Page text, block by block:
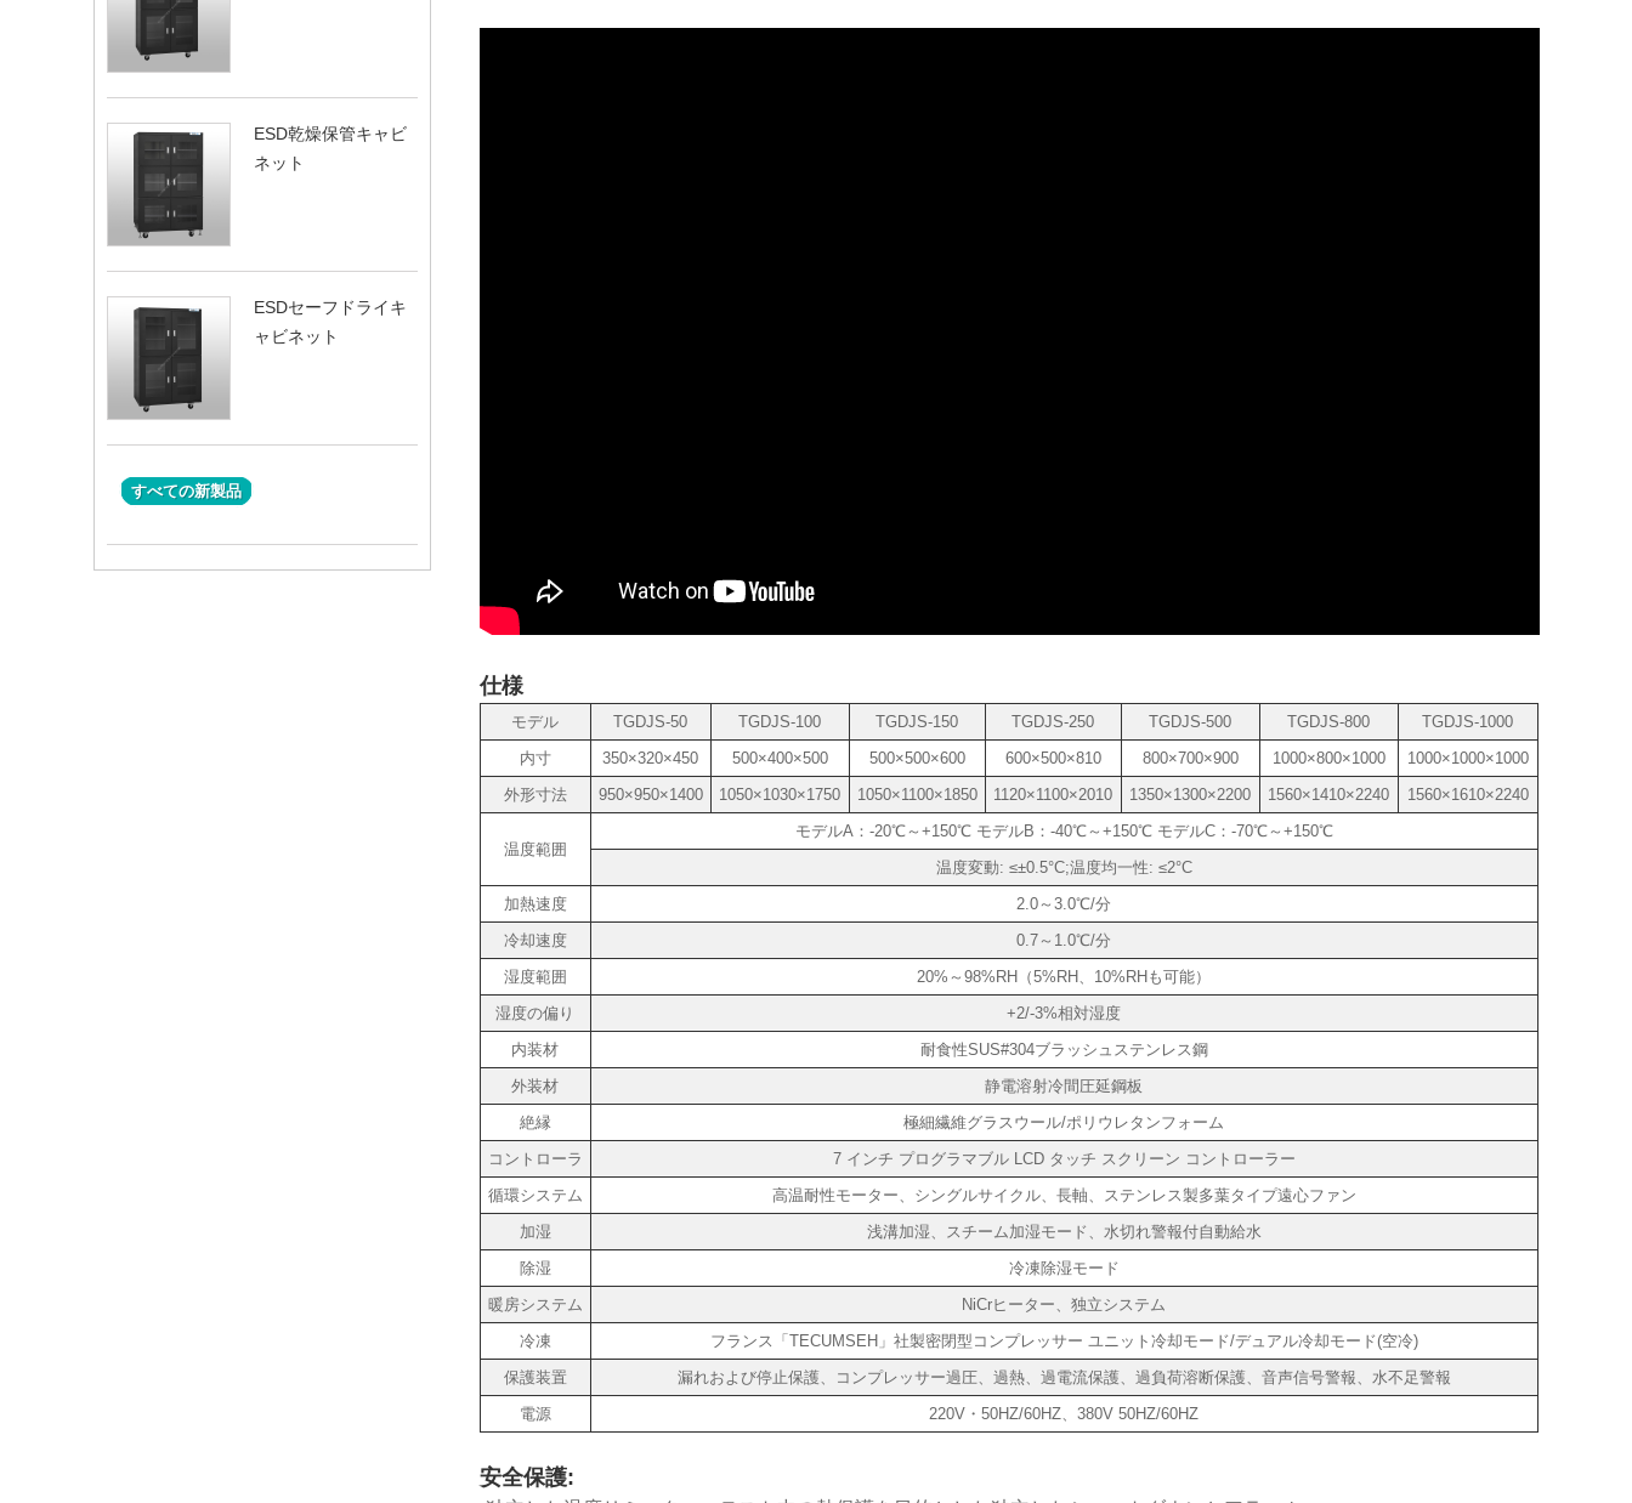
ESD乾燥保管キャビ
ネット
ESDセーフドライキ
ャビネット
すべての新製品
仕様
モデル TGDJS-50 TGDJS-100 TGDJS-150 TGDJS-250 TGDJS-500 TGDJS-800
TGDJS-1000
内寸
350×320×450 500×400×500 500×500×600 600×500×810 800×700×900 1000×800×1000
1000×1000×1000
外形寸法
950×950×1400 1050×1030×1750 1050×1100×1850 1120×1100×2010 1350×1300×2200 1560×1410×2240 1560×1610×2240
温度範囲
モデルA：-20℃～+150℃ モデルB：-40℃～+150℃ モデルC：-70℃～+150℃
温度変動: ≤±0.5°C;温度均一性: ≤2°C
加熱速度
2.0～3.0℃/分
冷却速度
0.7～1.0℃/分
湿度範囲
20%～98%RH（5%RH、10%RHも可能）
湿度の偏り
+2/-3%相対湿度
内装材
耐食性SUS#304ブラッシュステンレス鋼
外装材
静電溶射冷間圧延鋼板
絶縁
極細繊維グラスウール/ポリウレタンフォーム
コントローラ
7 インチ プログラマブル LCD タッチ スクリーン コントローラー
循環システム
高温耐性モーター、シングルサイクル、長軸、ステンレス製多葉タイプ遠心ファン
加湿
浅溝加湿、スチーム加湿モード、水切れ警報付自動給水
除湿
冷凍除湿モード
暖房システム
NiCrヒーター、独立システム
冷凍
フランス「TECUMSEH」社製密閉型コンプレッサー ユニット冷却モード/デュアル冷却モード(空冷)
保護装置
漏れおよび停止保護、コンプレッサー過圧、過熱、過電流保護、過負荷溶断保護、音声信号警報、水不足警報
電源
220V・50HZ/60HZ、380V 50HZ/60HZ
安全保護: